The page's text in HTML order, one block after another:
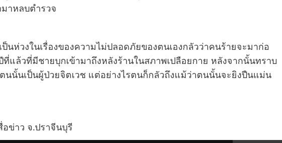
าหลบตำรวจ
นห่วงในเรื่องของความไม่ปลอดภัยของตนเองกลัวว่าคนร้ายจะมาก่อ
ที่แล้วที่มีชายบุกเข้ามาถึงหลังร้านในสภาพเปลือยกาย หลังจากนั้นทราบ
นนั้นเป็นผู้ป่วยจิตเวช แต่อย่างไรตนก็กลัวถึงแม้ว่าตนนั้นจะยิงปืนแม่น
ข่าว จ.ปราจีนบุรี